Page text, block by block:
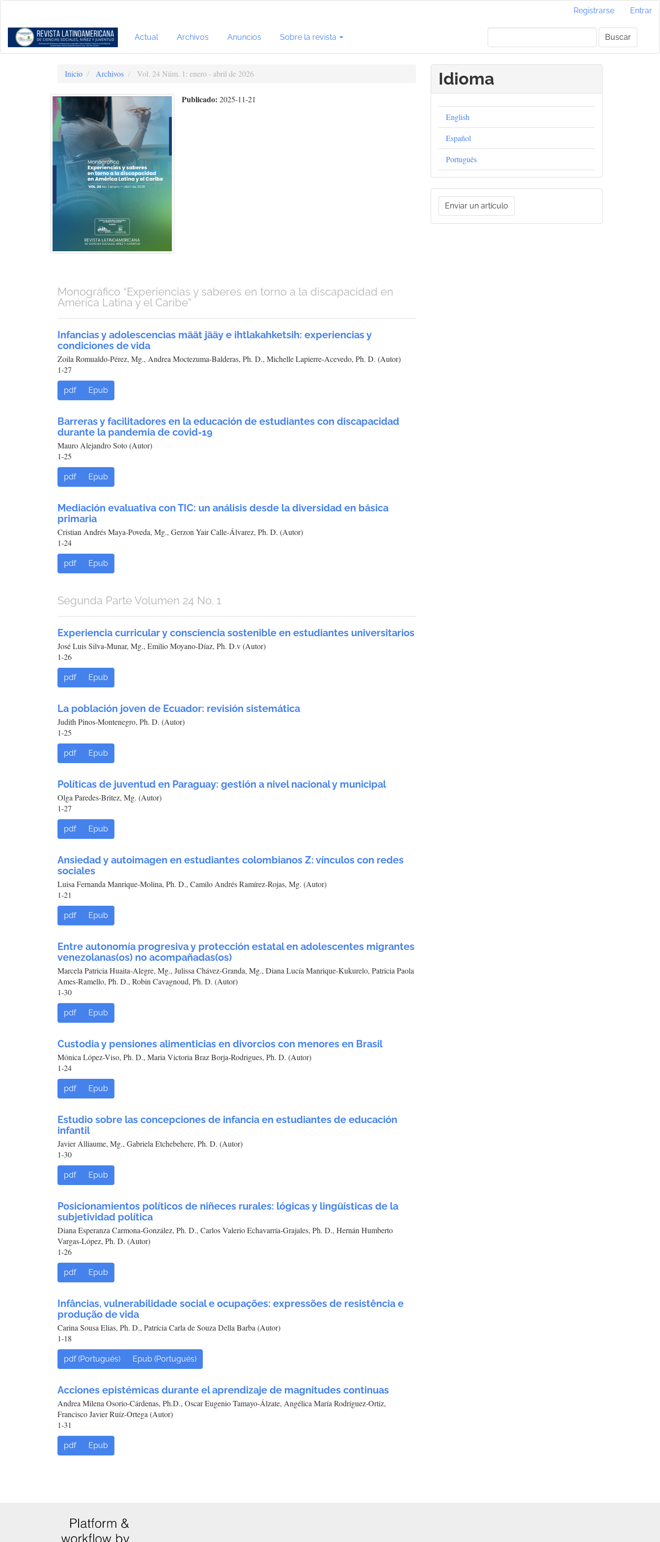
Contenido
principal
Barra
Registrarse Entrar
Actual Archivos Anuncios Sobre la revista Buscar
Inicio Archivos Vol. 24 Núm. 1: enero - abril de 2026
Publicado:2025-11-21
Monográfico “Experiencias y saberes en torno a la discapacidad en
América Latina y el Caribe”
Infancias y adolescencias määt jääy e ihtlakahketsih: experiencias y
condiciones de vida
Zoila Romualdo-Pérez, Mg., Andrea Moctezuma-Balderas, Ph. D., Michelle Lapierre-Acevedo, Ph. D. (Autor)
1-27
pdf Epub
Barreras y facilitadores en la educación de estudiantes con discapacidad
durante la pandemia de covid-19
Mauro Alejandro Soto (Autor)
1-25
pdf Epub
Mediación evaluativa con TIC: un análisis desde la diversidad en básica
primaria
Cristian Andrés Maya-Poveda, Mg., Gerzon Yair Calle-Álvarez, Ph. D. (Autor)
1-24
pdf Epub
Segunda Parte Volumen 24 No. 1
Experiencia curricular y consciencia sostenible en estudiantes universitarios
José Luis Silva-Munar, Mg., Emilio Moyano-Díaz, Ph. D.v (Autor)
1-26
pdf Epub
La población joven de Ecuador: revisión sistemática
Judith Pinos-Montenegro, Ph. D. (Autor)
1-25
pdf Epub
Políticas de juventud en Paraguay: gestión a nivel nacional y municipal
Olga Paredes-Britez, Mg. (Autor)
1-27
pdf Epub
Ansiedad y autoimagen en estudiantes colombianos Z: vínculos con redes
sociales
Luisa Fernanda Manrique-Molina, Ph. D., Camilo Andrés Ramírez-Rojas, Mg. (Autor)
1-21
pdf Epub
Entre autonomía progresiva y protección estatal en adolescentes migrantes
venezolanas(os) no acompañadas(os)
Marcela Patricia Huaita-Alegre, Mg., Julissa Chávez-Granda, Mg., Diana Lucía Manrique-Kukurelo, Patricia Paola
Ames-Ramello, Ph. D., Robin Cavagnoud, Ph. D. (Autor)
1-30
pdf Epub
Custodia y pensiones alimenticias en divorcios con menores en Brasil
Mónica López-Viso, Ph. D., Maria Victoria Braz Borja-Rodrigues, Ph. D. (Autor)
1-24
pdf Epub
Estudio sobre las concepciones de infancia en estudiantes de educación
infantil
Javier Alliaume, Mg., Gabriela Etchebehere, Ph. D. (Autor)
1-30
pdf Epub
Posicionamientos políticos de niñeces rurales: lógicas y lingüísticas de la
subjetividad política
Diana Esperanza Carmona-González, Ph. D., Carlos Valerio Echavarría-Grajales, Ph. D., Hernán Humberto
Vargas-López, Ph. D. (Autor)
1-26
pdf Epub
Infâncias, vulnerabilidade social e ocupações: expressões de resistência e
produção de vida
Carina Sousa Elias, Ph. D., Patrícia Carla de Souza Della Barba (Autor)
1-18
pdf (Portugués) Epub (Portugués)
Acciones epistémicas durante el aprendizaje de magnitudes continuas
Andrea Milena Osorio-Cárdenas, Ph.D., Oscar Eugenio Tamayo-Álzate, Angélica María Rodríguez-Ortiz,
Francisco Javier Ruíz-Ortega (Autor)
1-31
pdf Epub
Idioma
English
Español
Português
Enviar
unEnviar un artículo